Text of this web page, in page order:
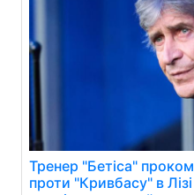
Тренер "Бетіса"
проти "Кривбасу" в